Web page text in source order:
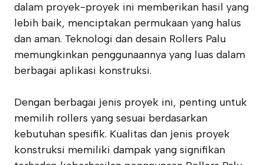
dalam proyek-proyek ini memberikan hasil yang
lebih baik, menciptakan permukaan yang halus
dan aman. Teknologi dan desain Rollers Palu
memungkinkan penggunaannya yang luas dalam
berbagai aplikasi konstruksi.
Dengan berbagai jenis proyek ini, penting untuk
memilih rollers yang sesuai berdasarkan
kebutuhan spesifik. Kualitas dan jenis proyek
konstruksi memiliki dampak yang signifikan